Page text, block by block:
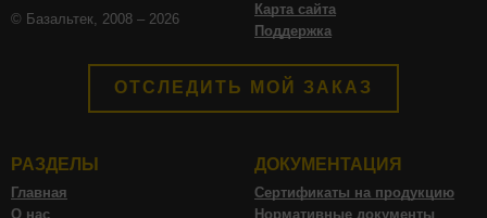
© Базальтек, 2008 – 2026
Карта сайта
Поддержка
ОТСЛЕДИТЬ МОЙ ЗАКАЗ
РАЗДЕЛЫ
Главная
О нас
ДОКУМЕНТАЦИЯ
Сертификаты на продукцию
Нормативные документы